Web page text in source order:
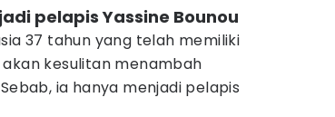
pelapis Yassine Bounou
37 tahun yang telah memiliki
kesulitan menambah
ia hanya menjadi pelapis